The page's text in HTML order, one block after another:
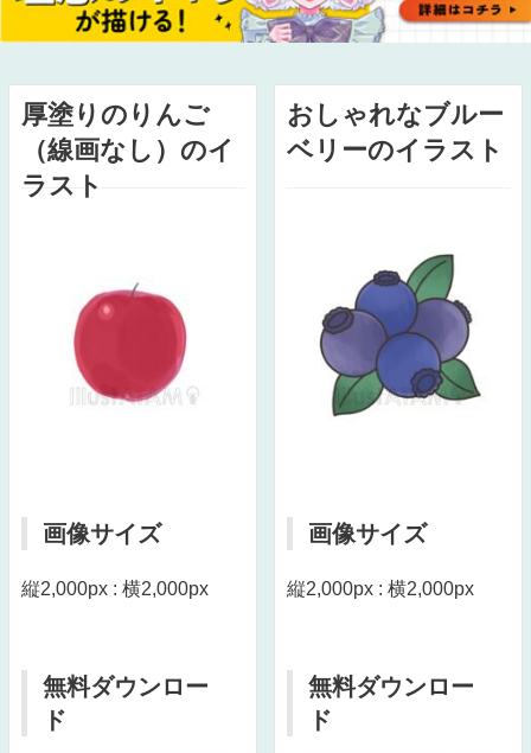
厚塗りのりんご
（線画なし）のイ
ラスト
画像サイズ
縦2,000px : 横2,000px
無料ダウンロー
ド
おしゃれなブルー
ベリーのイラスト
画像サイズ
縦2,000px : 横2,000px
無料ダウンロー
ド